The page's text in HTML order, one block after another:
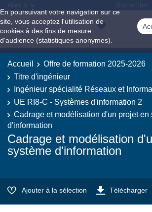
En poursuivant votre navigation sur ce
site, vous acceptez l'utilisation de
cookies à des fins de mesure
d'audience (statistiques anonymes).
Aller à
Accueil
Offre de formation 2025-2026
Titre d'ingénieur
Ingénieur spécialité Réseaux et
UE RI8-C - Systèmes d'information 2
Cadrage et modélisation d'un projet en
d'information
Cadrage et modélisation
système d'information
Ajouter à la sélection Télécharger